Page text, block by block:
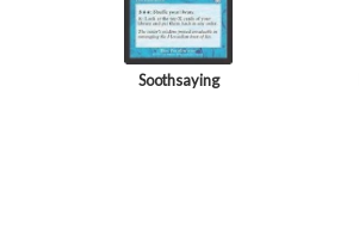
Soothsaying